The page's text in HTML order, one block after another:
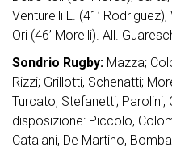
Venturelli L. (41’
Ori (46’ Morelli). All.
Sondrio Rugby: Mazza;
Rizzi; Grillotti, Schenatti;
Turcato, Stefanetti; Parolini,
disposizione: Piccolo,
Catalani, De Martino,